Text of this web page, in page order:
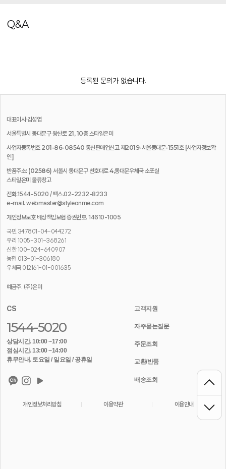
Q&A
등록된 문의가 없습니다.
대표이사 김성엽
서울특별시 동대문구 왕산로 21, 10층 스타일온미
사업자등록번호 201-86-08540 통신판매업신고 제2019-서울동대문-1551호 [사업자정보확
인]
반품주소: (02586) 서울시 동대문구 천호대로 4,동대문우체국 소포실
스타일온미 물류창고
전화.1544-5020 / 팩스.02-2232-8233
e-mail. webmaster@styleonme.com
개인정보보호 배상책임보험 증권번호. 14610-1005
국민 347801-04-044272
우리 1005-301-368261
신한 100-024-640907
농협 013-01-306180
우체국 012161-01-001635
예금주. (주)온미
CS
1544-5020
상담시간. 10:00 ~17:00
점심시간. 13:00 ~14:00
휴무안내. 토요일 / 일요일 / 공휴일
고객지원
자주묻는질문
주문조회
교환/반품
배송조회
개인정보처리방침 이용약관 이용안내